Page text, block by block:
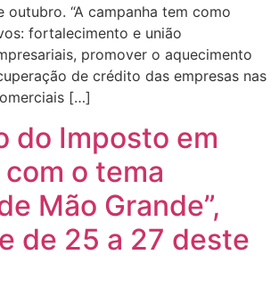
outubro. “A campanha tem como
fortalecimento e união
promover o aquecimento
de crédito das empresas nas
[…]
do Imposto em
o tema
Mão Grande”,
de 25 a 27 deste